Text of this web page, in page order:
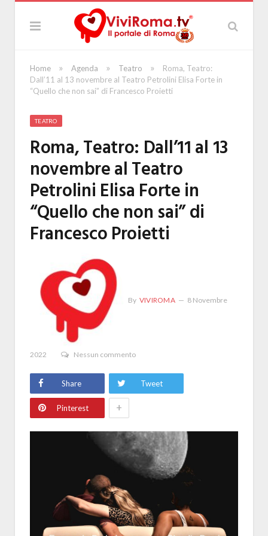
Home » Agenda » Teatro »
Roma, Teatro:
Dall’11 al 13 novembre al Teatro Petrolini Elisa Forte in
“Quello che non sai” di Francesco Proietti
TEATRO
Roma, Teatro: Dall’11 al 13
novembre al Teatro
Petrolini Elisa Forte in
“Quello che non sai” di
Francesco Proietti
By VIVIROMA 8 Novembre
2022 Nessun commento
Share Tweet
Pinterest +